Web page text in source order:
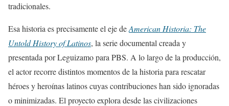
tradicionales.
Esa historia es precisamente el eje deAmerican Historia: The
Untold History of Latinos, la serie documental creada y
presentada por Leguizamo para PBS. A lo largo de la producción,
el actor recorre distintos momentos de la historia para rescatar
héroes y heroínas latinos cuyas contribuciones han sido ignoradas
o minimizadas. El proyecto explora desde las civilizaciones